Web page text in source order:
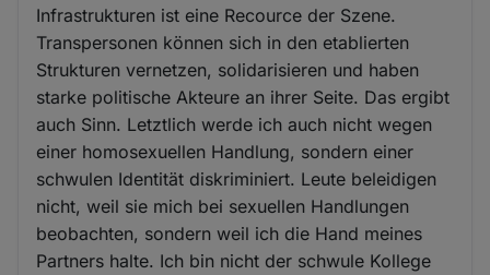
Infrastrukturen ist eine Recource der Szene.
Transpersonen können sich in den etablierten
Strukturen vernetzen, solidarisieren und haben
starke politische Akteure an ihrer Seite. Das ergibt
auch Sinn. Letztlich werde ich auch nicht wegen
einer homosexuellen Handlung, sondern einer
schwulen Identität diskriminiert. Leute beleidigen
nicht, weil sie mich bei sexuellen Handlungen
beobachten, sondern weil ich die Hand meines
Partners halte. Ich bin nicht der schwule Kollege